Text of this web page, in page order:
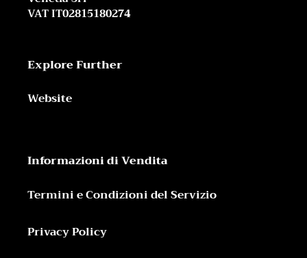
VAT IT02815180274
Explore Further
Website
Informazioni di Vendita
Termini e Condizioni del Servizio
Privacy Policy